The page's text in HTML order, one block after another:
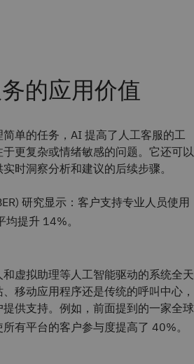
的应用价值
简单的任务，AI 提高了人工客服的工
更复杂或情绪敏感的问题。它还可以
时洞察分析和建议的后续步骤。
研究显示：客户支持专业人员使用
提升 14%。
和虚拟助理等人工智能驱动的系统全天
移动应用程序还是传统的呼叫中心，
供支持。例如，前面提到的一家全球
有平台的客户参与度提高了 40%。